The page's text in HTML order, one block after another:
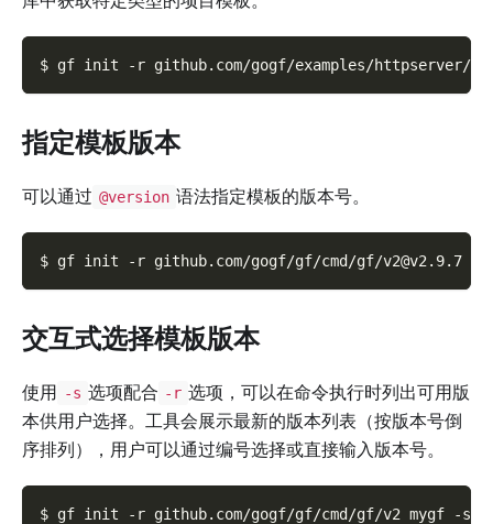
$ gf init -r github.com/gogf/examples/httpserver/
指定模板版本
可以通过 @version 语法指定模板的版本号。
$ gf init -r github.com/gogf/gf/cmd/gf/v2@v2.9.7
交互式选择模板版本
使用 -s 选项配合 -r 选项，可以在命令执行时列出可用版
本供用户选择。工具会展示最新的版本列表（按版本号倒
序排列），用户可以通过编号选择或直接输入版本号。
$ gf init -r github.com/gogf/gf/cmd/gf/v2 mygf -s